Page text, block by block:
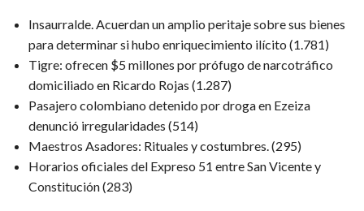
Insaurralde. Acuerdan un amplio peritaje sobre sus bienes
para determinar si hubo enriquecimiento ilícito (1.781)
Tigre: ofrecen $5 millones por prófugo de narcotráfico
domiciliado en Ricardo Rojas (1.287)
Pasajero colombiano detenido por droga en Ezeiza
denunció irregularidades (514)
Maestros Asadores: Rituales y costumbres.(295)
Horarios oficiales del Expreso 51 entre San Vicente y
Constitución(283)